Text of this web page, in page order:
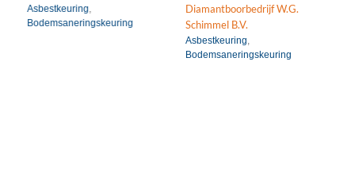
Asbestkeuring,
Bodemsaneringskeuring
Diamantboorbedrijf W.G.
Schimmel B.V.
Asbestkeuring,
Bodemsaneringskeuring